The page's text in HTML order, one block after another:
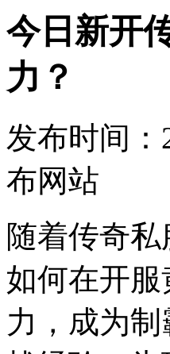
今日新开
力？
发布时间：
布网站
随着传奇
如何在开
力，成为